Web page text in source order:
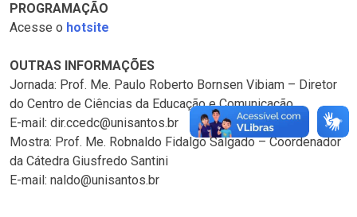
PROGRAMAÇÃO
Acesse o hotsite
OUTRAS INFORMAÇÕES
Jornada: Prof. Me. Paulo Roberto Bornsen Vibiam – Diretor
do Centro de Ciências da Educação e Comunicação
E-mail: dir.ccedc@unisantos.br
Mostra: Prof. Me. Robnaldo Fidalgo Salgado – Coordenador
da Cátedra Giusfredo Santini
E-mail: naldo@unisantos.br